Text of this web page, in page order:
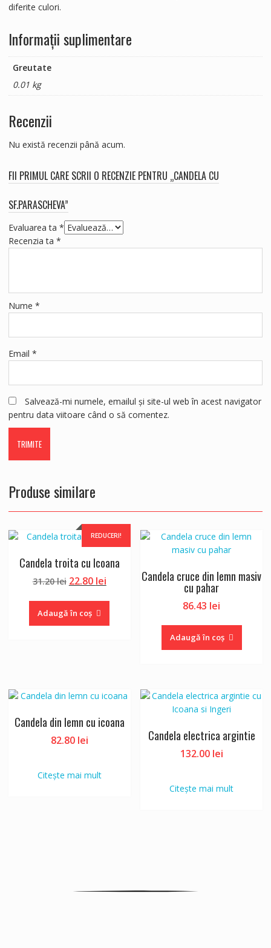
diferite culori.
Informații suplimentare
Greutate
0.01 kg
Recenzii
Nu există recenzii până acum.
FII PRIMUL CARE SCRII O RECENZIE PENTRU „CANDELA CU
SF.PARASCHEVA”
Evaluarea ta *
Recenzia ta *
Nume *
Email *
Salvează-mi numele, emailul și site-ul web în acest navigator
pentru data viitoare când o să comentez.
Produse similare
REDUCERI!
Candela troita cu Icoana
31.20lei Prețul
a
fost:
22.80 leiPrețul
Adaugă în coș
Candela cruce din lemn masiv
cu pahar
86.43 lei
Adaugă în coș
Candela din lemn cu icoana
82.80 lei
Citește mai mult
Candela electrica argintie
132.00 lei
Citește mai mult